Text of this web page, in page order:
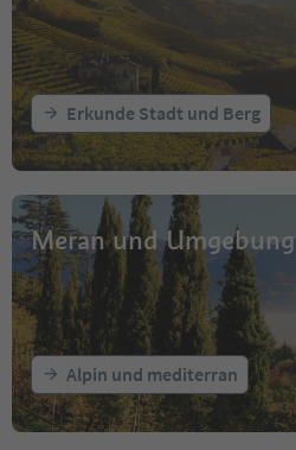
Erkunde Stadt und Berg
Meran und Umgebung
Alpin und mediterran